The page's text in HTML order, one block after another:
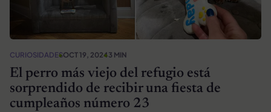
CURIOSIDADESOCT 19, 20243 MIN
El perro más viejo del refugio está
sorprendido de recibir una fiesta de
cumpleaños número 23